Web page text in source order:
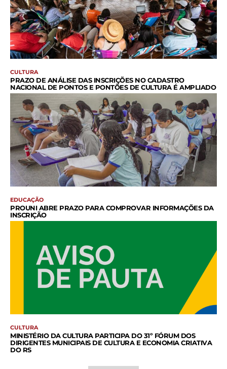
CULTURA
PRAZO DE ANÁLISE DAS INSCRIÇÕES NO CADASTRO
NACIONAL DE PONTOS E PONTÕES DE CULTURA É AMPLIADO
EDUCAÇÃO
PROUNI ABRE PRAZO PARA COMPROVAR INFORMAÇÕES DA
INSCRIÇÃO
CULTURA
MINISTÉRIO DA CULTURA PARTICIPA DO 31º FÓRUM DOS
DIRIGENTES MUNICIPAIS DE CULTURA E ECONOMIA CRIATIVA
DO RS